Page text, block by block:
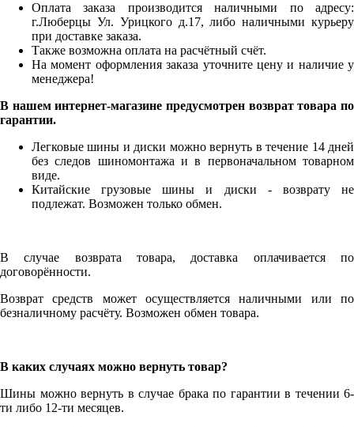
Оплата заказа производится наличными по адресу:
г.Люберцы Ул. Урицкого д.17, либо наличными курьеру
при доставке заказа.
Также возможна оплата на расчётный счёт.
На момент оформления заказа уточните цену и наличие у
менеджера!
В нашем интернет-магазине предусмотрен возврат товара по
гарантии.
Легковые шины и диски можно вернуть в течение 14 дней
без следов шиномонтажа и в первоначальном товарном
виде.
Китайские грузовые шины и диски - возврату не
подлежат. Возможен только обмен.
В случае возврата товара, доставка оплачивается по
договорённости.
Возврат средств может осуществляется наличными или по
безналичному расчёту. Возможен обмен товара.
В каких случаях можно вернуть товар?
Шины можно вернуть в случае брака по гарантии в течении 6-
ти либо 12-ти месяцев.